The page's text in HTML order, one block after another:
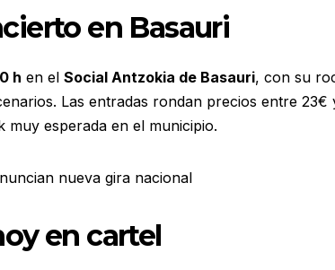
en Basauri
h en el Social Antzokia de Basauri, con su
Las entradas rondan precios entre 23€
esperada en el municipio.
en cartel